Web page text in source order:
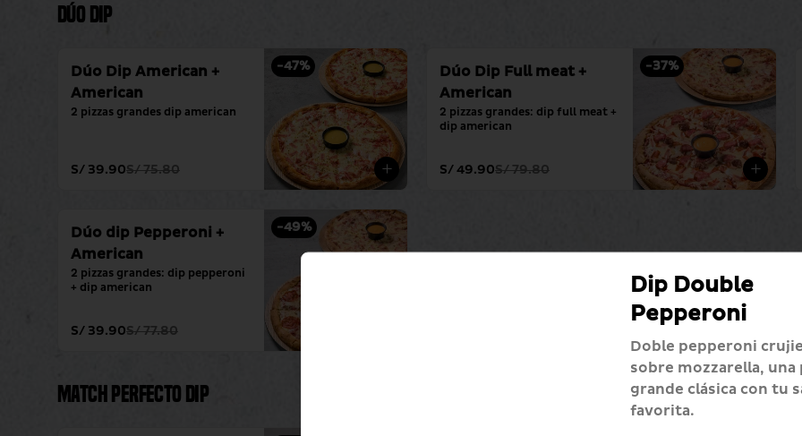
Dúo Dip
-47%
Dúo Dip American +
American
2 pizzas grandes dip american
S/ 39.90S/ 75.80
-37%
Dúo Dip Full meat +
American
2 pizzas grandes: dip full meat +
dip american
S/ 49.90S/ 79.80
-49%
Dúo dip Pepperoni +
American
2 pizzas grandes: dip pepperoni
+ dip american
S/ 39.90S/ 77.80
Match Perfecto Dip
Dip Double
Pepperoni
Doble pepperoni
sobre mozzarella, una
grande clásica con tu
favorita.